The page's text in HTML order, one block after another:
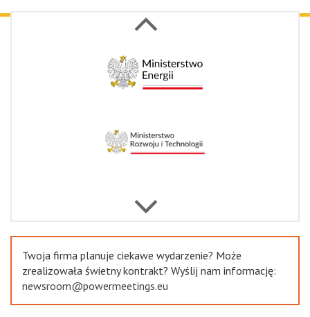
Twoja firma planuje ciekawe wydarzenie? Może
zrealizowała świetny kontrakt? Wyślij nam informację:
newsroom@powermeetings.eu